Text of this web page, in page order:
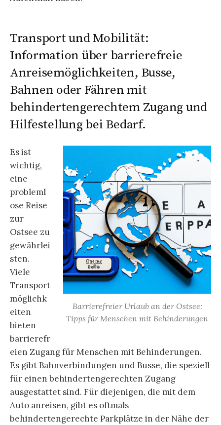
Transport und Mobilität:
Information über barrierefreie
Anreisemöglichkeiten, Busse,
Bahnen oder Fähren mit
behindertengerechtem Zugang und
Hilfestellung bei Bedarf.
Barrierefreier Urlaub an der Ostsee:
Tipps für Menschen mit Behinderungen
Es ist
wichtig,
eine
probleml
ose Reise
zur
Ostsee zu
gewährlei
sten.
Viele
Transport
möglichk
eiten
bieten
barrierefr
eien Zugang für Menschen mit Behinderungen.
Es gibt Bahnverbindungen und Busse, die speziell
für einen behindertengerechten Zugang
ausgestattet sind. Für diejenigen, die mit dem
Auto anreisen, gibt es oftmals
behindertengerechte Parkplätze in der Nähe der